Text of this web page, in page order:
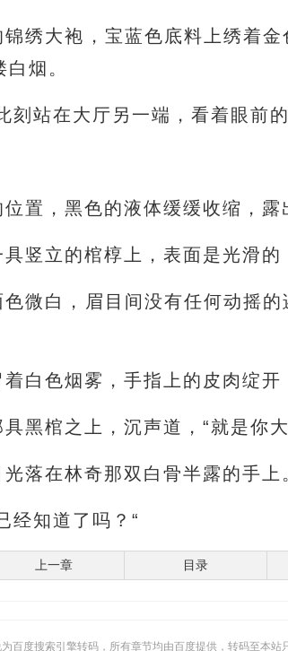
绣大袍，宝蓝色底料上绣着
烟。
刻站在大厅另一端，看着眼前的
置，黑色的液体缓缓收缩，露
竖立的棺椁上，表面是光滑的
微白，眉目间没有任何动摇
白色烟雾，手指上的皮肉绽开
具黑棺之上，沉声道，“就是
落在林奇那双白骨半露的手上
经知道了吗？“
上一章 目录
百度搜索引擎转码，所有章节均由百度提供，转码至本站